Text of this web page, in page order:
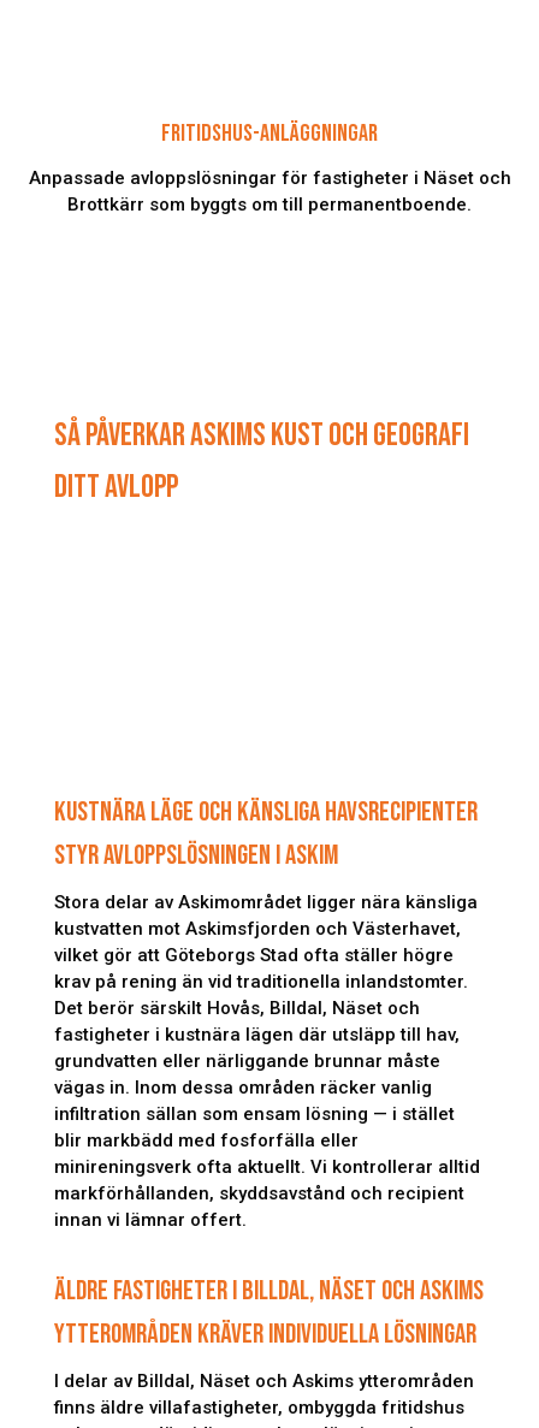
FRITIDSHUS-ANLÄGGNINGAR
Anpassade avloppslösningar för fastigheter i Näset och
Brottkärr som byggts om till permanentboende.
SÅ PÅVERKAR ASKIMS KUST OCH GEOGRAFI
DITT AVLOPP
KUSTNÄRA LÄGE OCH KÄNSLIGA HAVSRECIPIENTER
STYR AVLOPPSLÖSNINGEN I ASKIM
Stora delar av Askimområdet ligger nära känsliga
kustvatten mot Askimsfjorden och Västerhavet,
vilket gör att Göteborgs Stad ofta ställer högre
krav på rening än vid traditionella inlandstomter.
Det berör särskilt Hovås, Billdal, Näset och
fastigheter i kustnära lägen där utsläpp till hav,
grundvatten eller närliggande brunnar måste
vägas in. Inom dessa områden räcker vanlig
infiltration sällan som ensam lösning — i stället
blir markbädd med fosforfälla eller
minireningsverk ofta aktuellt. Vi kontrollerar alltid
markförhållanden, skyddsavstånd och recipient
innan vi lämnar offert.
ÄLDRE FASTIGHETER I BILLDAL, NÄSET OCH ASKIMS
YTTEROMRÅDEN KRÄVER INDIVIDUELLA LÖSNINGAR
I delar av Billdal, Näset och Askims ytterområden
finns äldre villafastigheter, ombyggda fritidshus